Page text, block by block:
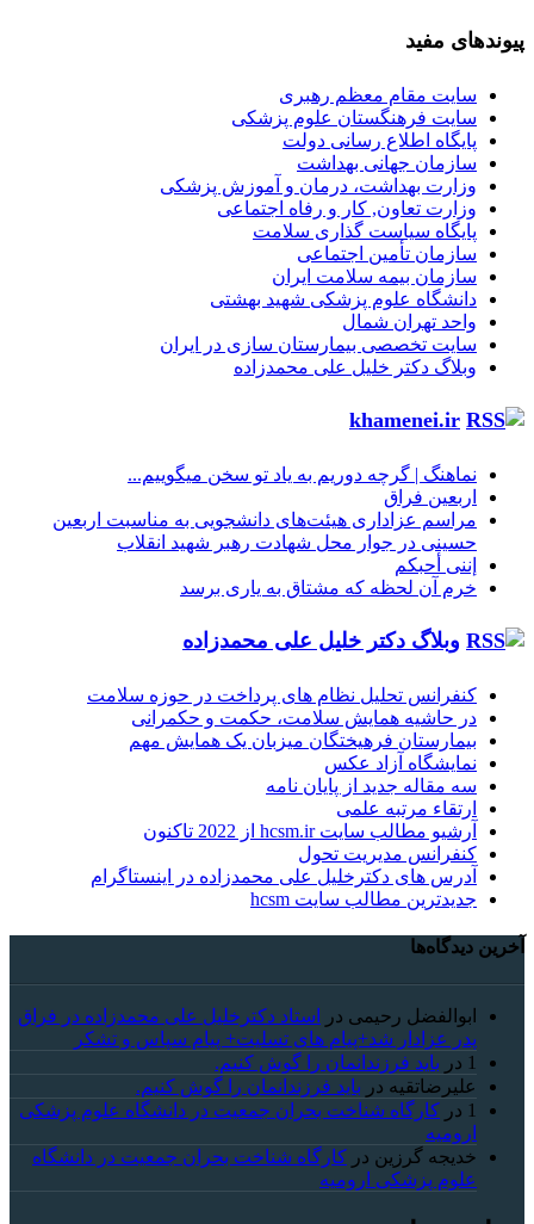
پیوندهای مفید
سایت مقام معظم رهبری
سایت فرهنگستان علوم پزشکی
پایگاه اطلاع رسانی دولت
سازمان جهانی بهداشت
وزارت بهداشت، درمان و آموزش پزشکی
وزارت تعاون, کار و رفاه اجتماعی
پایگاه سیاست گذاری سلامت
سازمان تأمین اجتماعی
سازمان بیمه سلامت ایران
دانشگاه علوم پزشکی شهید بهشتی
واحد تهران شمال
سایت تخصصی بیمارستان سازی در ایران
وبلاگ دکتر خلیل علی محمدزاده
khamenei.ir
نماهنگ |‌ گرچه دوریم به یاد تو سخن میگوییم...
اربعین فراق
مراسم عزاداری هیئت‌های دانشجویی به مناسبت اربعین
حسینی در جوار محل شهادت رهبر شهید انقلاب
إننی أحبکم
خرم آن لحظه که مشتاق به یاری برسد
وبلاگ دکتر خلیل علی محمدزاده
کنفرانس تحلیل نظام های پرداخت در حوزه سلامت
در حاشیه همایش سلامت، حکمت و حکمرانی
بیمارستان فرهیختگان میزبان یک همایش مهم
نمایشگاه آزاد عکس
سه مقاله جدید از پایان نامه
ارتقاء مرتبه علمی
آرشیو مطالب سایت hcsm.ir از 2022 تاکنون
کنفرانس مدیریت تحول
آدرس های دکترخلیل علی محمدزاده در اینستاگرام
جدیدترین مطالب سایت hcsm
آخرین دیدگاه‌ها
ابوالفضل رحیمی در
استاد دکترخلیل علی محمدزاده در فراق
پدر عزادار شد+پیام های تسلیت+ پیام سپاس و تشکر
1 در باید فرزندانمان را گوش کنیم.
علیرضاتقیه در باید فرزندانمان را گوش کنیم.
1 در کارگاه شناخت بحران جمعیت در دانشگاه علوم پزشکی
ارومیه
خديجه گرزین در کارگاه شناخت بحران جمعیت در دانشگاه
علوم پزشکی ارومیه